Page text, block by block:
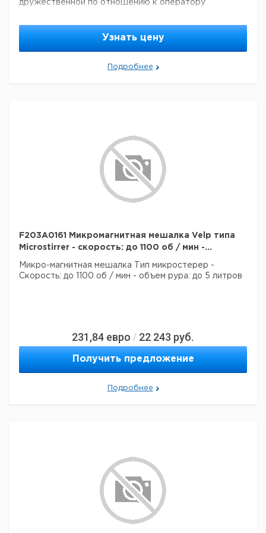
дружественной по отношению к оператору
Электронное регулирование скорости: 50-1200 об/
Вязкость: до 100000 мПа*с
Конструкционный материал:
шкала
ПРОЧИЕ ХАРАКТЕРИСТИКИ
Скорость перемешивания:
Максимальный объем
перемешиваня (H2O):
Узнать цену
Подробнее
F203A0161 Микромагнитная мешалка Velp типа
Microstirrer - скорость: до 1100 об / мин -...
Микро-магнитная мешалка Тип микростерер -
Скорость: до 1100 об / мин - объем рура: до 5 литров
231,84 евро / 22 243 руб.
Получить предложение
Подробнее